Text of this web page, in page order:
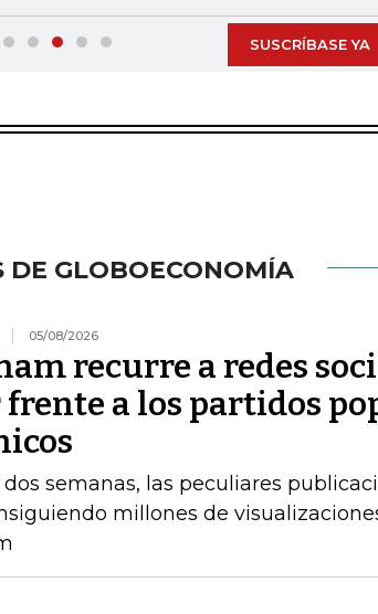
SUSCRÍBASE YA
DE GLOBOECONOMÍA
05/08/2026
recurre a redes
frente a los partidos
dos semanas, las peculiares
millones de